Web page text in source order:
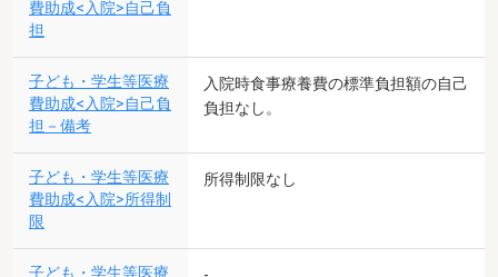
費助成<入院>自己負
担
子ども・学生等医療
費助成<入院>自己負
担－備考
入院時食事療養費の標準負担額の自己
負担なし。
子ども・学生等医療
費助成<入院>所得制
限
所得制限なし
子ども・学生等医療